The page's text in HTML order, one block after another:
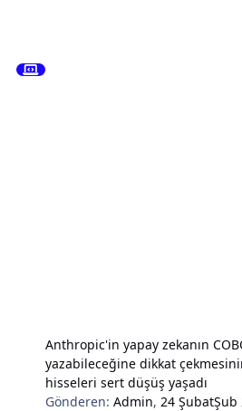
Anthropic'in yapay zekanın
yazabileceğine dikkat
hisseleri sert düşüş yaşadı
Gönderen:Admin, 24 ŞubatŞub